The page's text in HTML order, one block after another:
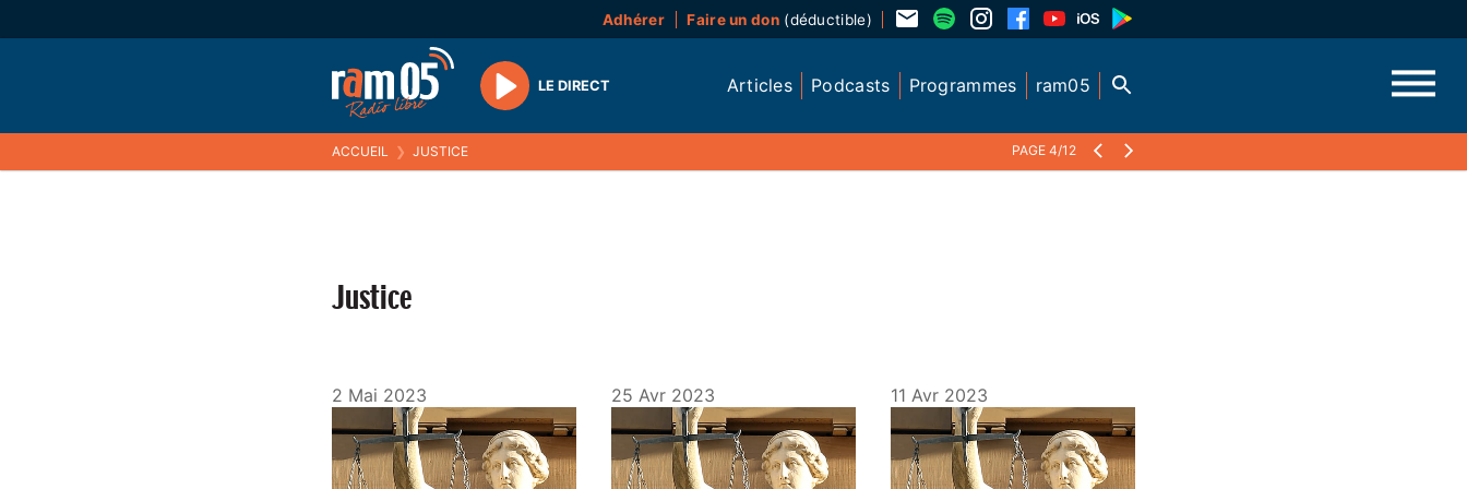
Adhérer Faire un don(déductible)
Play
LE DIRECT Articles Podcasts Programmes ram05
ACCUEIL ❯ JUSTICE PAGE 4/12
Justice
2 Mai 2023 25 Avr 2023 11 Avr 2023